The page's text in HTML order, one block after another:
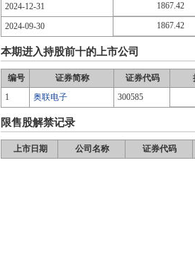
2024-12-31 1867.42
2024-09-30 1867.42
本期进入持股前十的上市公司
编号 证券简称 证券代码
1
奥联电子 300585
限售股解禁记录
上市日期 公司名称 证券代码